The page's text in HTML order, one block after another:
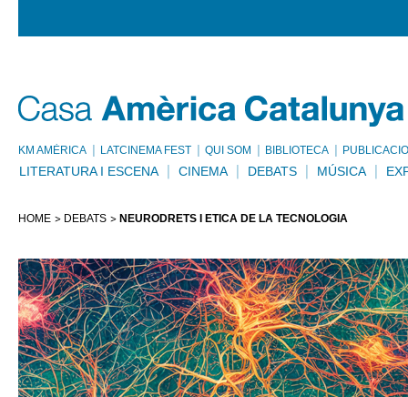
KM AMÈRICA LATCINEMA FEST QUI SOM BIBLIOTECA
LITERATURA I ESCENA CINEMA DEBATS MÚSICA
HOME DEBATS NEURODRETS I ÈTICA DE LA TECNOLOGIA